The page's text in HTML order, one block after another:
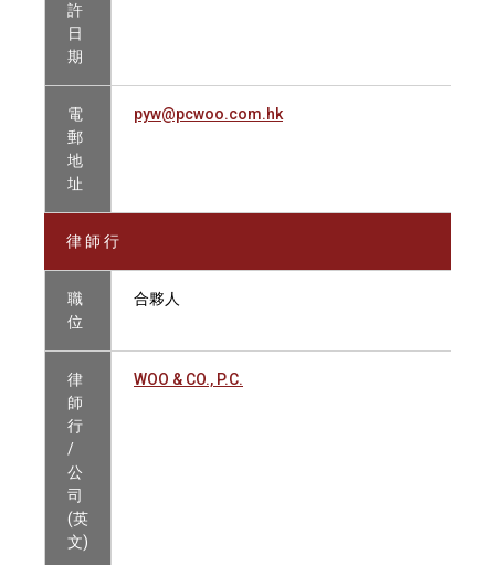
許
日
期
電
郵
地
址
pyw@pcwoo.com.hk
律 師 行
職
位
合夥人
律
師
行
/
公
司
(英
文)
WOO & CO., P.C.